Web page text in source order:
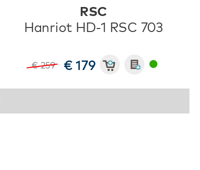
RSC
Hanriot HD-1 RSC 703
€ 259 € 179